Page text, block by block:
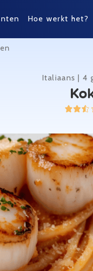
Hoe werkt het?
Italiaans | 4